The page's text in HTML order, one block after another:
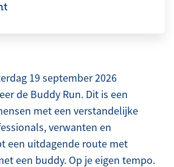
19 september 2026
de Buddy Run. Dit is een
met een verstandelijke
verwanten en
een uitdagende route met
een buddy. Op je eigen tempo.